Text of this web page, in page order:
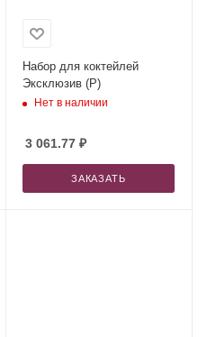
Набор для коктейлей
Эксклюзив (Р)
Нет в наличии
3 061.77₽
ЗАКАЗАТЬ